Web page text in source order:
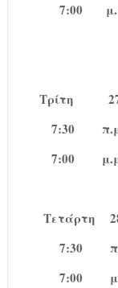
7:00
Τρίτη
7:30
7:00
Τετάρτη
7:30
7:00